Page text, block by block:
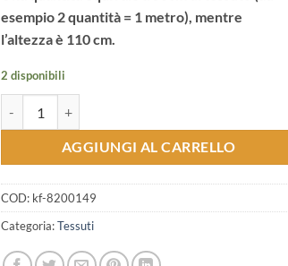
esempio 2 quantità = 1 metro), mentre
l’altezza è 110 cm.
2 disponibili
AGGIUNGI AL CARRELLO
COD: kf-8200149
Categoria:Tessuti